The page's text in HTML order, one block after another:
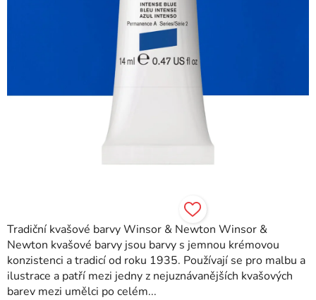
Tradiční kvašové barvy Winsor & Newton Winsor &
Newton kvašové barvy jsou barvy s jemnou krémovou
konzistenci a tradicí od roku 1935. Používají se pro malbu a
ilustrace a patří mezi jedny z nejuznávanějších kvašových
barev mezi umělci po celém...